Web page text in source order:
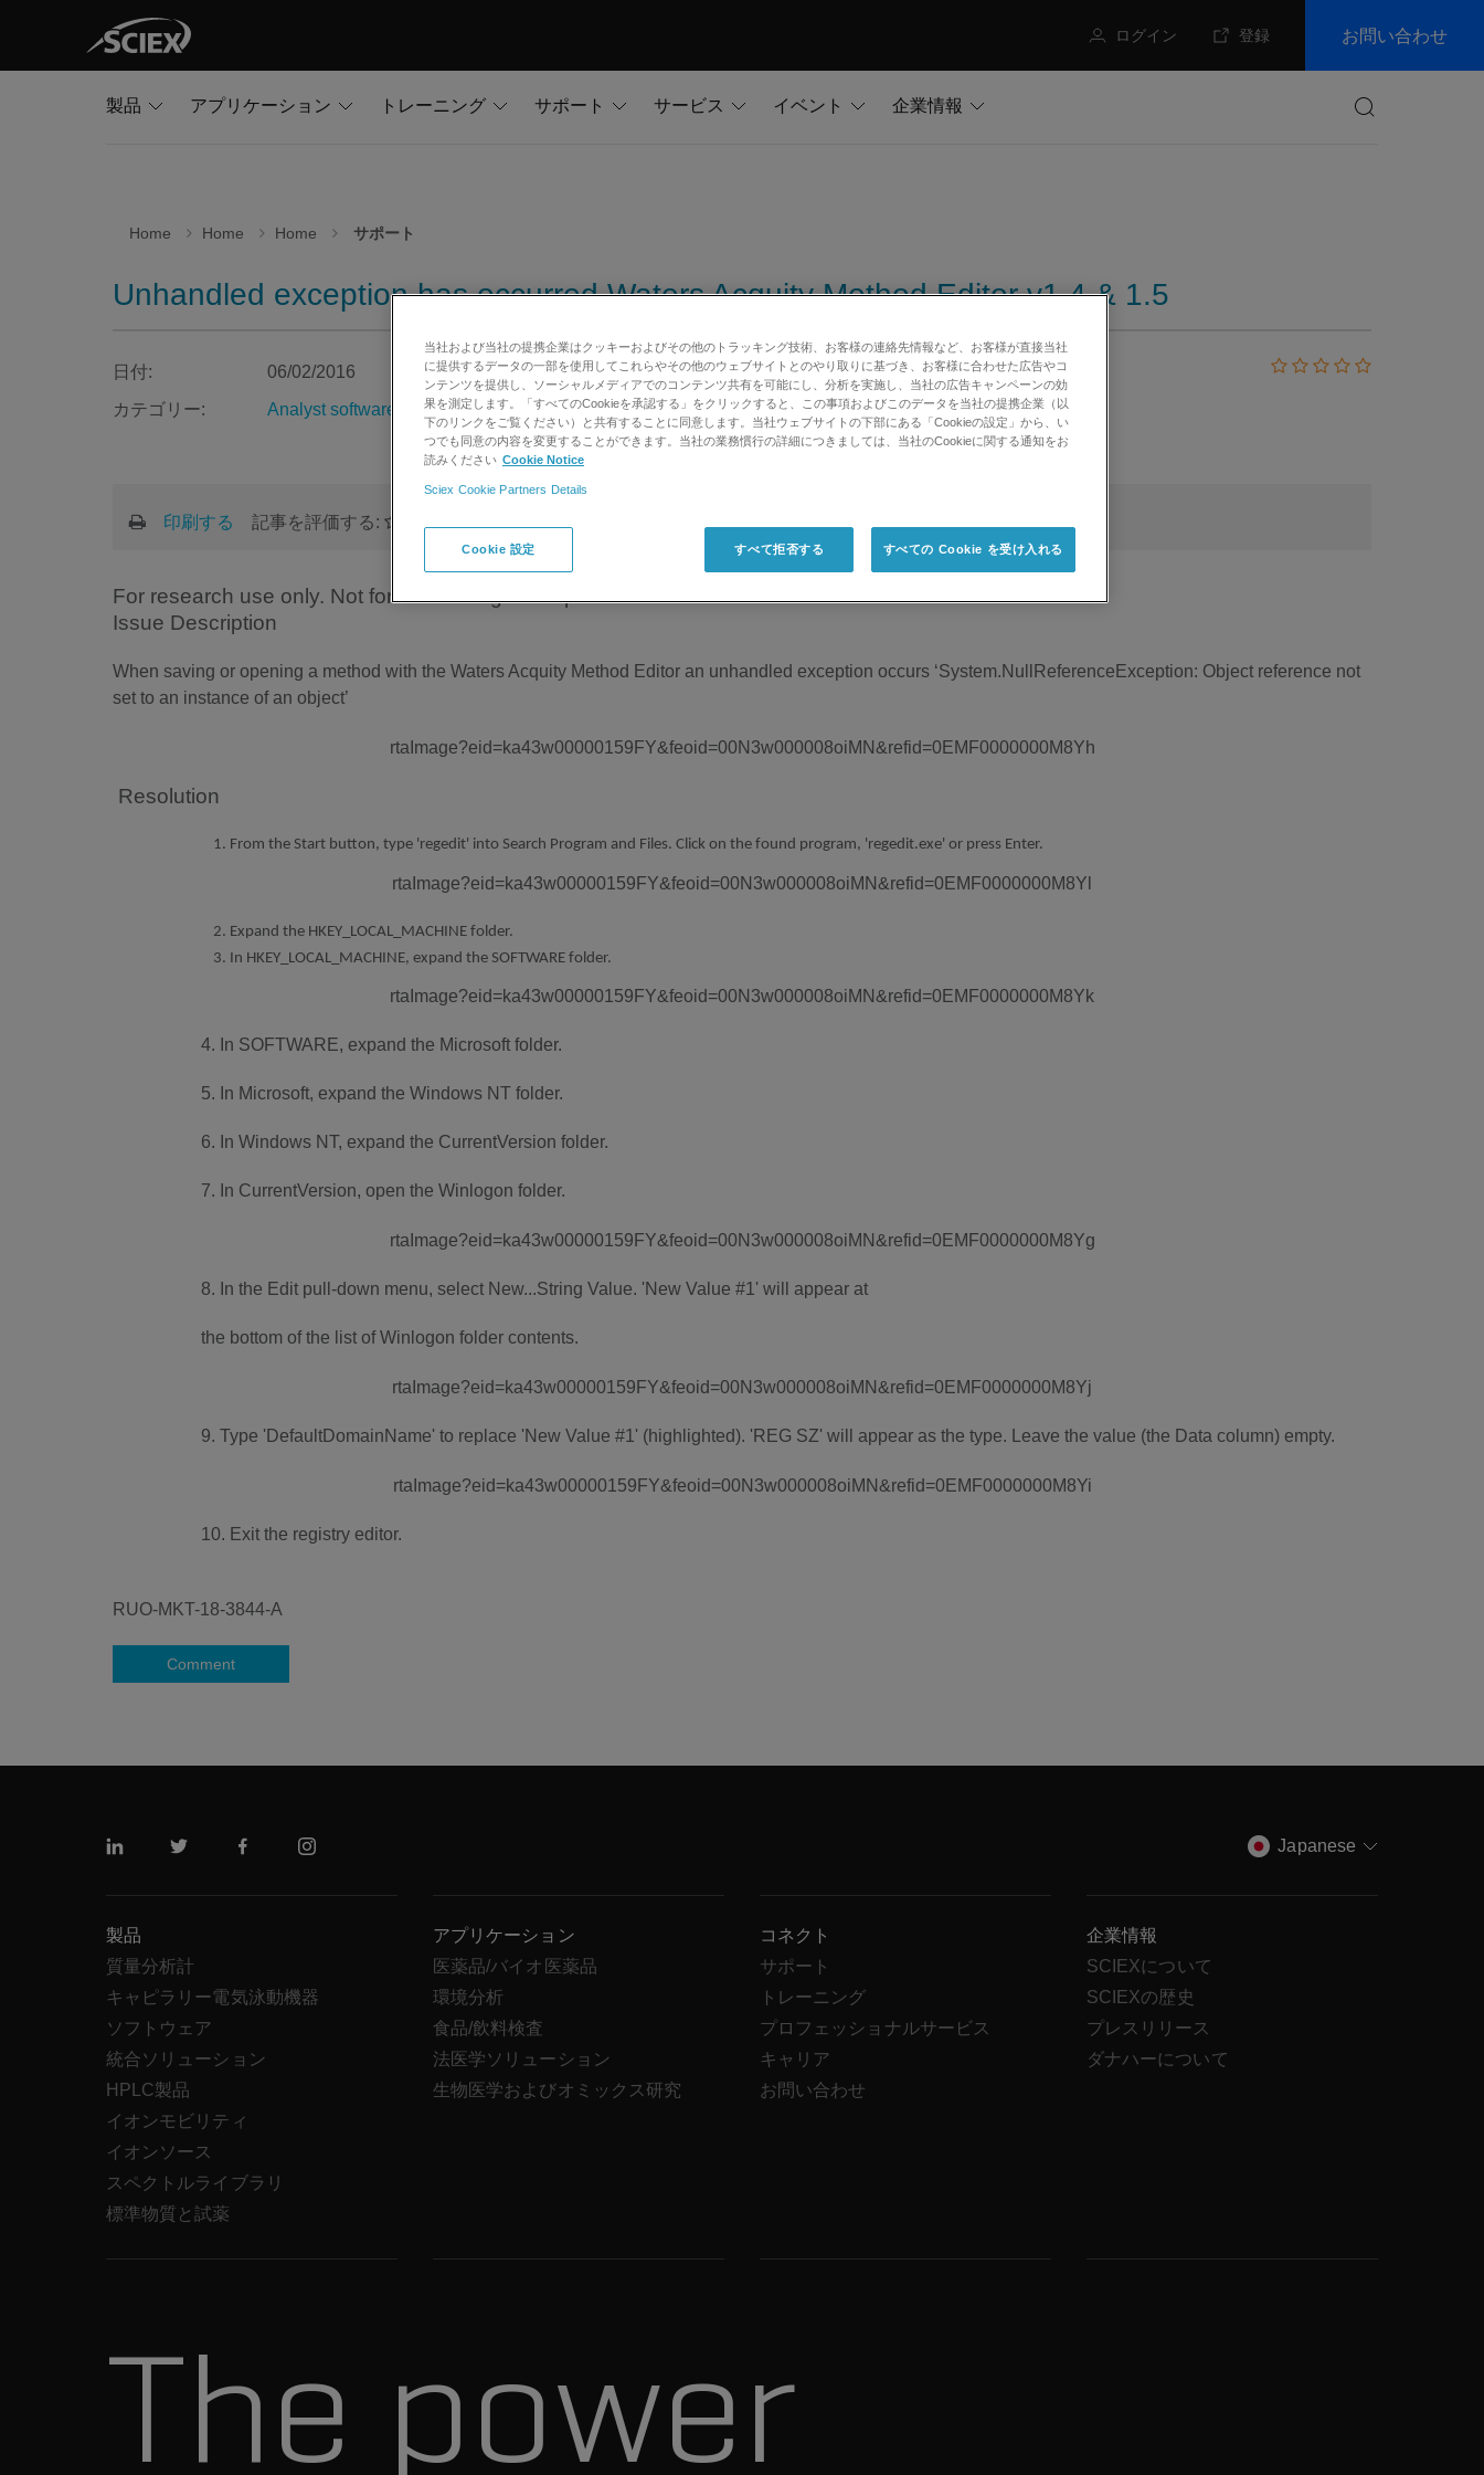
ログイン 登録 お問い合わせ
製品 アプリケーション トレーニング サポート サービス イベント
企業情報
Home Home Home サポート
Unhandled exception has occurred Waters Acquity Method Editor v1.4 & 1.5
日付:
06/02/2016
カテゴリー:
Analyst software
印刷する 記事を評価する:
For research use only. Not for use in diagnostic procedures.
Issue Description
When saving or opening a method with the Waters Acquity Method Editor an unhandled exception occurs ‘System.NullReferenceException: Object reference not
set to an instance of an object’
Resolution
From the Start button, type 'regedit' into Search Program and Files. Click on the found program, 'regedit.exe' or press Enter.
Expand the HKEY_LOCAL_MACHINE folder.
In HKEY_LOCAL_MACHINE, expand the SOFTWARE folder.
4. In SOFTWARE, expand the Microsoft folder.
5. In Microsoft, expand the Windows NT folder.
6. In Windows NT, expand the CurrentVersion folder.
7. In CurrentVersion, open the Winlogon folder.
8. In the Edit pull-down menu, select New...String Value. 'New Value #1' will appear at
the bottom of the list of Winlogon folder contents.
9. Type 'DefaultDomainName' to replace 'New Value #1' (highlighted). 'REG SZ' will appear as the type. Leave the value (the Data column) empty.
10. Exit the registry editor.
RUO-MKT-18-3844-A
Comment
リンクトインツイッターフェイスブックインスタグラム Japanese
製品
質量分析計
キャピラリー電気泳動機器
ソフトウェア
統合ソリューション
HPLC製品
イオンモビリティ
イオンソース
スペクトルライブラリ
標準物質と試薬
アプリケーション
医薬品/バイオ医薬品
環境分析
食品/飲料検査
法医学ソリューション
生物医学およびオミックス研究
コネクト
サポート
トレーニング
プロフェッショナルサービス
キャリア
お問い合わせ
企業情報
SCIEXについて
SCIEXの歴史
プレスリリース
ダナハーについて
The power
当社および当社の提携企業はクッキーおよびその他のトラッキング技術、お客様の連絡先情報など、お客様が直接当社
に提供するデータの一部を使用してこれらやその他のウェブサイトとのやり取りに基づき、お客様に合わせた広告やコ
ンテンツを提供し、ソーシャルメディアでのコンテンツ共有を可能にし、分析を実施し、当社の広告キャンペーンの効
果を測定します。「すべてのCookieを承認する」をクリックすると、この事項およびこのデータを当社の提携企業（以
下のリンクをご覧ください）と共有することに同意します。当社ウェブサイトの下部にある「Cookieの設定」から、い
つでも同意の内容を変更することができます。当社の業務慣行の詳細につきましては、当社のCookieに関する通知をお
読みください Cookie Notice
Sciex Cookie Partners Details
Cookie 設定 すべて拒否する すべての Cookie を受け入れる